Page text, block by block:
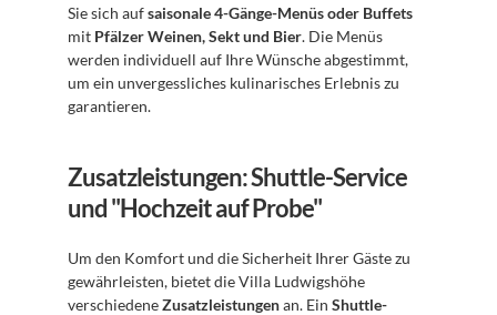
Sie sich auf saisonale 4-Gänge-Menüs oder Buffets
mit Pfälzer Weinen, Sekt und Bier. Die Menüs
werden individuell auf Ihre Wünsche abgestimmt,
um ein unvergessliches kulinarisches Erlebnis zu
garantieren.
Zusatzleistungen: Shuttle-Service
und "Hochzeit auf Probe"
Um den Komfort und die Sicherheit Ihrer Gäste zu
gewährleisten, bietet die Villa Ludwigshöhe
verschiedene Zusatzleistungen an. Ein Shuttle-